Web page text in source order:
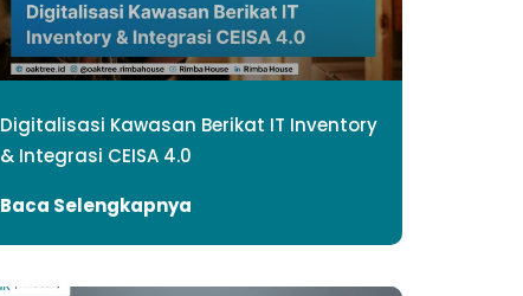
Digitalisasi Kawasan Berikat IT Inventory
& Integrasi CEISA 4.0
Baca Selengkapnya